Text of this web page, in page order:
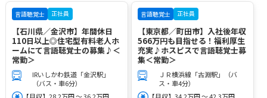
言語聴覚士 正社員
【石川県／金沢市】年間休日
110日以上◎住宅型有料老人ホ
ームにて言語聴覚士の募集♪＜
常勤＞
IRいしかわ鉄道「金沢駅」
（バス・車6分）
言語聴覚士 正社員
【東京都／町田市】入社後年収
566万円も目指せる！福利厚生
充実♪ホスピスで言語聴覚士募
集＜常勤＞
ＪＲ横浜線「古淵駅」（バ
ス・車4分）